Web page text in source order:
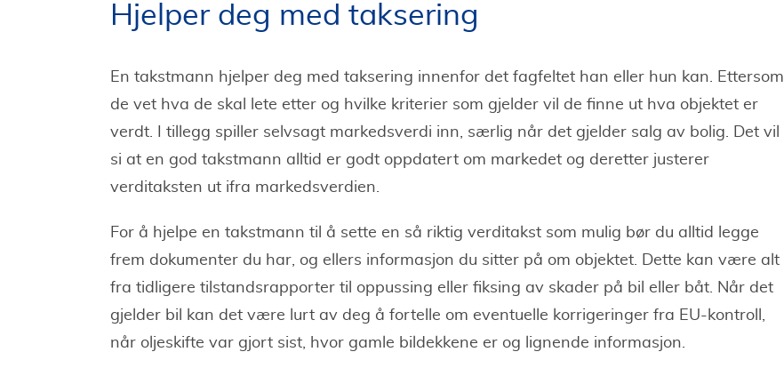
Hjelper deg med taksering
En takstmann hjelper deg med taksering innenfor det fagfeltet han eller hun kan. Ettersom
de vet hva de skal lete etter og hvilke kriterier som gjelder vil de finne ut hva objektet er
verdt. I tillegg spiller selvsagt markedsverdi inn, særlig når det gjelder salg av bolig. Det vil
si at en god takstmann alltid er godt oppdatert om markedet og deretter justerer
verditaksten ut ifra markedsverdien.
For å hjelpe en takstmann til å sette en så riktig verditakst som mulig bør du alltid legge
frem dokumenter du har, og ellers informasjon du sitter på om objektet. Dette kan være alt
fra tidligere tilstandsrapporter til oppussing eller fiksing av skader på bil eller båt. Når det
gjelder bil kan det være lurt av deg å fortelle om eventuelle korrigeringer fra EU-kontroll,
når oljeskifte var gjort sist, hvor gamle bildekkene er og lignende informasjon.